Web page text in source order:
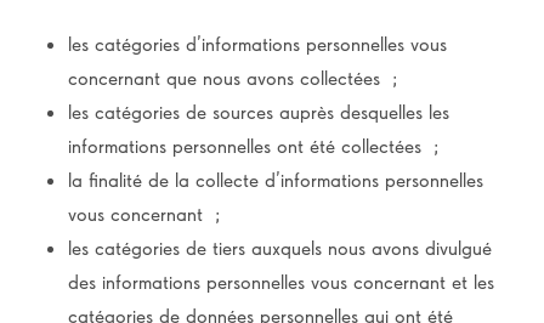
les catégories d’informations personnelles vous
concernant que nous avons collectées ;
les catégories de sources auprès desquelles les
informations personnelles ont été collectées ;
la finalité de la collecte d’informations personnelles
vous concernant ;
les catégories de tiers auxquels nous avons divulgué
des informations personnelles vous concernant et les
catégories de données personnelles qui ont été